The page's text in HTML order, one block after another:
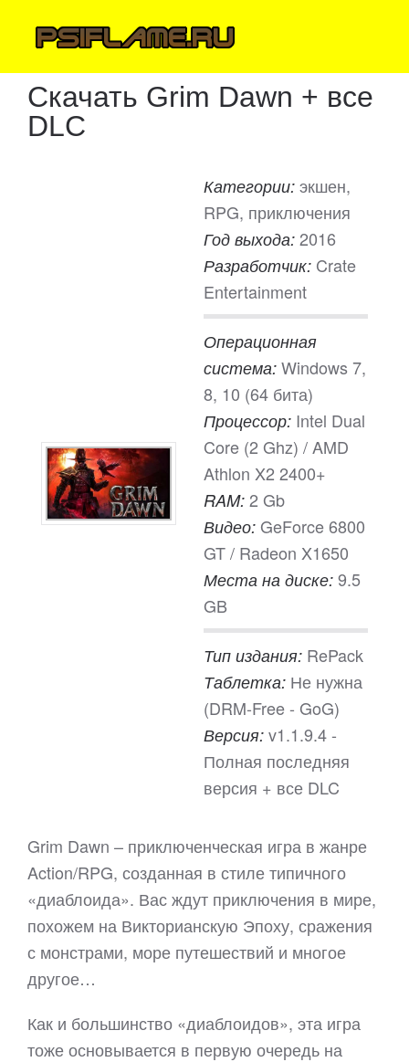
Скачать Grim Dawn + все
DLC
Категории: экшен,
RPG, приключения
Год выхода: 2016
Разработчик: Crate
Entertainment
Операционная
система: Windows 7,
8, 10 (64 бита)
Процессор: Intel Dual
Core (2 Ghz) / AMD
Athlon X2 2400+
RAM: 2 Gb
Видео: GeForce 6800
GT / Radeon X1650
Места на диске: 9.5
GB
Тип издания: RePack
Таблетка: Не нужна
(DRM-Free - GoG)
Версия: v1.1.9.4 -
Полная последняя
версия + все DLC
Grim Dawn – приключенческая игра в жанре
Action/RPG, созданная в стиле типичного
«диаблоида». Вас ждут приключения в мире,
похожем на Викторианскую Эпоху, сражения
с монстрами, море путешествий и многое
другое…
Как и большинство «диаблоидов», эта игра
тоже основывается в первую очередь на